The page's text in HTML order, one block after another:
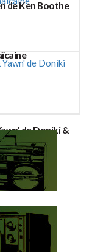
de Ken Boothe
de Doniki &